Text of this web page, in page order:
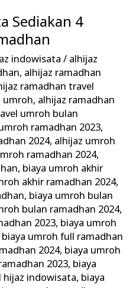
Sediakan 4
indowisata/ alhijaz
, alhijaz ramadhan
ramadhan travel
umroh, alhijaz ramadhan
umroh bulan
ramadhan 2023,
2024, alhijaz umroh
ramadhan 2024,
, biaya umroh akhir
akhir ramadhan 2024,
, biaya umroh bulan
bulan ramadhan 2024,
2023, biaya umroh
biaya umroh full ramadhan
2024, biaya umroh
2023, biaya
hijaz indowisata, biaya